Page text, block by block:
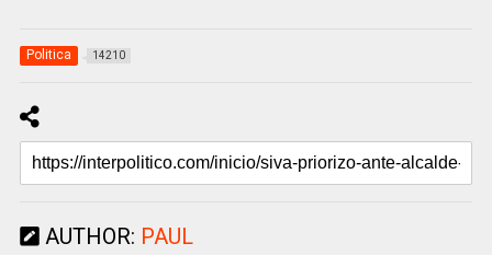
Politica 14210
AUTHOR: PAUL